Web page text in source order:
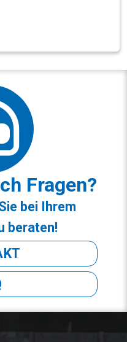
Fragen?
bei Ihrem
beraten!